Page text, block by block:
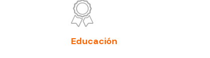
Educación